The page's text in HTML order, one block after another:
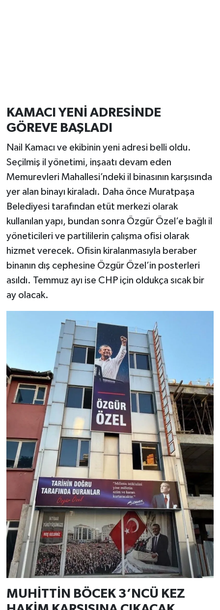
KAMACI YENİ ADRESİNDE
GÖREVE BAŞLADI
Nail Kamacı ve ekibinin yeni adresi belli oldu.
Seçilmiş il yönetimi, inşaatı devam eden
Memurevleri Mahallesi’ndeki il binasının karşısında
yer alan binayı kiraladı. Daha önce Muratpaşa
Belediyesi tarafından etüt merkezi olarak
kullanılan yapı, bundan sonra Özgür Özel’e bağlı il
yöneticileri ve partililerin çalışma ofisi olarak
hizmet verecek. Ofisin kiralanmasıyla beraber
binanın dış cephesine Özgür Özel’in posterleri
asıldı. Temmuz ayı ise CHP için oldukça sıcak bir
ay olacak.
MUHİTTİN BÖCEK 3’NCÜ KEZ